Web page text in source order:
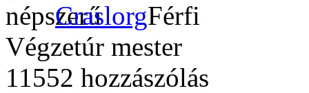
Craslorg
Végzetúr mester
11552 hozzászólás